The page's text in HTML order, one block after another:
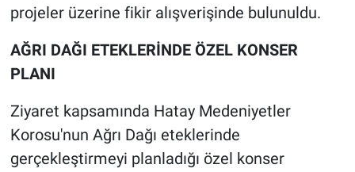
projeler üzerine fikir alışverişinde bulunuldu.
AĞRI DAĞI ETEKLERİNDE ÖZEL KONSER
PLANI
Ziyaret kapsamında Hatay Medeniyetler
Korosu'nun Ağrı Dağı eteklerinde
gerçekleştirmeyi planladığı özel konser